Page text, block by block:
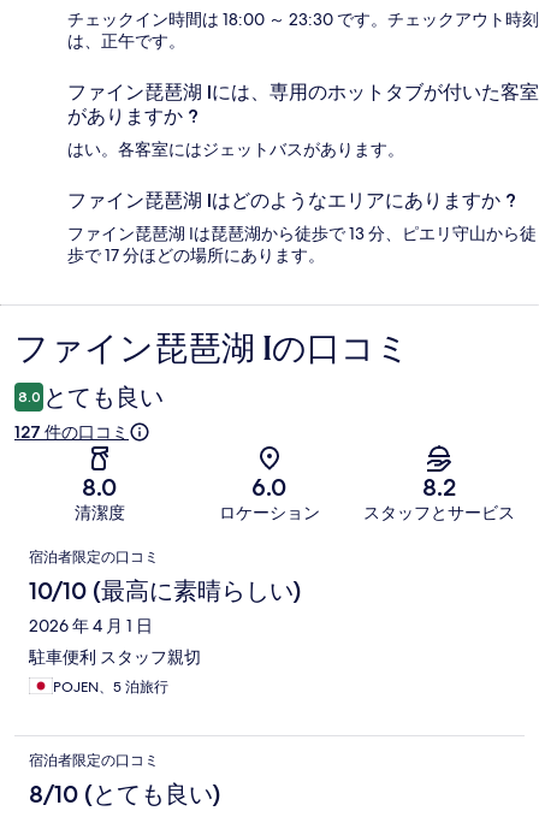
チェックイン時間は 18:00 ～ 23:30 です。チェックアウト時刻
は、正午です。
ファイン琵琶湖 Iには、専用のホットタブが付いた客室
がありますか ?
はい。各客室にはジェットバスがあります。
ファイン琵琶湖 Iはどのようなエリアにありますか ?
ファイン琵琶湖 Iは琵琶湖から徒歩で 13 分、ピエリ守山から徒
歩で 17 分ほどの場所にあります。
口
コ
ミ
ファイン琵琶湖 Iの口コミ
8.0 とても良い
127 件の口コミ
8.0
清潔度
6.0
ロケーション
8.2
スタッフとサービス
口
コ
ミ
宿泊者限定の口コミ
10/10 (最高に素晴らしい)
2026 年 4 月 1 日
駐車便利 スタッフ親切
POJEN、5 泊旅行
宿泊者限定の口コミ
8/10 (とても良い)